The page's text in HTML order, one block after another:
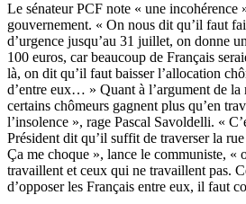
Le sénateur PCF note « une incohérence
gouvernement. « On nous dit qu’il faut
d’urgence jusqu’au 31 juillet, on donne
100 euros, car beaucoup de Français
là, on dit qu’il faut baisser l’allocation
d’entre eux… » Quant à l’argument de la
certains chômeurs gagnent plus qu’en
l’insolence », rage Pascal Savoldelli. «
Président dit qu’il suffit de traverser la
Ça me choque », lance le communiste, «
travaillent et ceux qui ne travaillent pas.
d’opposer les Français entre eux, il faut